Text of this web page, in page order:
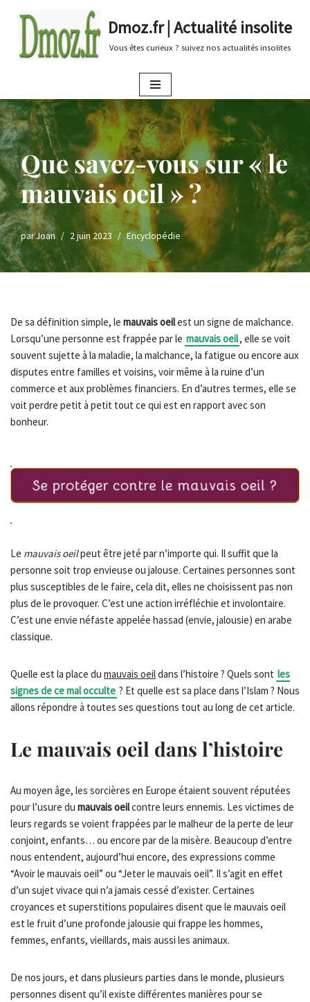
au
Dmoz.fr | Actualité insolite
Vous êtes curieux ? suivez nos actualités insolites
Que savez-vous sur « le
mauvais oeil » ?
parJoan 2 juin 2023 Encyclopédie
De sa définition simple, le mauvais oeilest un signe de malchance.
Lorsqu’une personne est frappée par le mauvais oeil, elle se voit
souvent sujette à la maladie, la malchance, la fatigue ou encore aux
disputes entre familles et voisins, voir même à la ruine d’un
commerce et aux problèmes financiers. En d’autres termes, elle se
voit perdre petit à petit tout ce qui est en rapport avec son
bonheur.
Le mauvais oeilpeut être jeté par n’importe qui. Il suffit que la
personne soit trop envieuse ou jalouse. Certaines personnes sont
plus susceptibles de le faire, cela dit, elles ne choisissent pas non
plus de le provoquer. C’est une action irréfléchie et involontaire.
C’est une envie néfaste appelée hassad (envie, jalousie) en arabe
classique.
Quelle est la place du mauvais oeildans l’histoire ? Quels sont les
signes de ce mal occulte ? Et quelle est sa place dans l’Islam ? Nous
allons répondre à toutes ses questions tout au long de cet article.
Le mauvais oeil dans l’histoire
Au moyen âge, les sorcières en Europe étaient souvent réputées
pour l’usure du mauvais oeilcontre leurs ennemis. Les victimes de
leurs regards se voient frappées par le malheur de la perte de leur
conjoint, enfants… ou encore par de la misère. Beaucoup d’entre
nous entendent, aujourd’hui encore, des expressions comme
“Avoir le mauvais oeil” ou “Jeter le mauvais oeil”. Il s’agit en effet
d’un sujet vivace qui n’a jamais cessé d’exister. Certaines
croyances et superstitions populaires disent que le mauvais oeil
est le fruit d’une profonde jalousie qui frappe les hommes,
femmes, enfants, vieillards, mais aussi les animaux.
De nos jours, et dans plusieurs parties dans le monde, plusieurs
personnes disent qu’il existe différentes manières pour se